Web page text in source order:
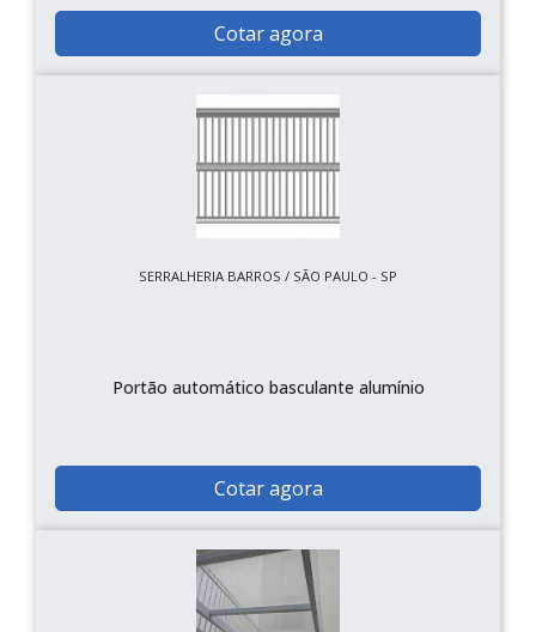
Cotar agora
SERRALHERIA BARROS / SÃO PAULO - SP
Portão automático basculante alumínio
Cotar agora